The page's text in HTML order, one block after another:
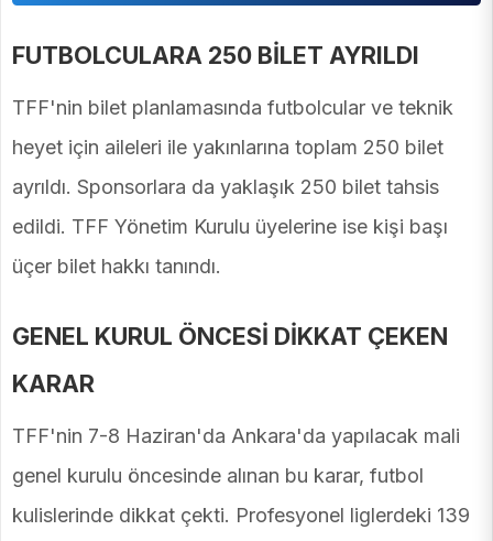
FUTBOLCULARA 250 BİLET AYRILDI
TFF'nin bilet planlamasında futbolcular ve teknik
heyet için aileleri ile yakınlarına toplam 250 bilet
ayrıldı. Sponsorlara da yaklaşık 250 bilet tahsis
edildi. TFF Yönetim Kurulu üyelerine ise kişi başı
üçer bilet hakkı tanındı.
GENEL KURUL ÖNCESİ DİKKAT ÇEKEN
KARAR
TFF'nin 7-8 Haziran'da Ankara'da yapılacak mali
genel kurulu öncesinde alınan bu karar, futbol
kulislerinde dikkat çekti. Profesyonel liglerdeki 139